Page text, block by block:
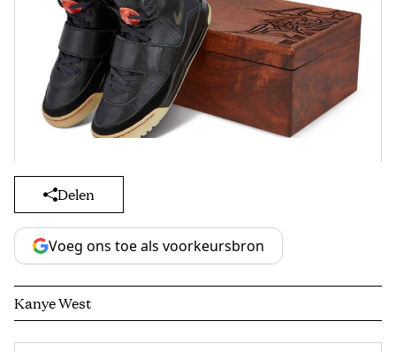
Delen
Voeg ons toe als voorkeursbron
Kanye West